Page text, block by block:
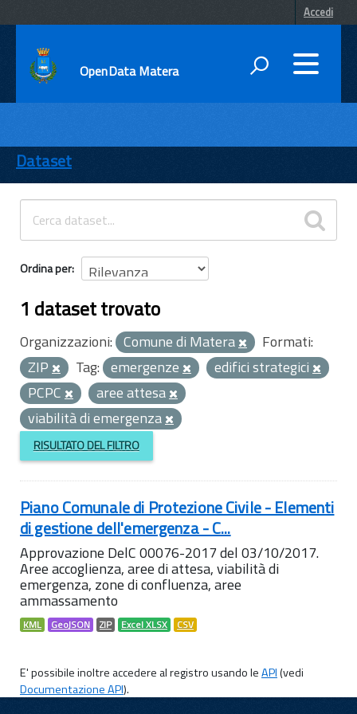
Accedi
OpenData Matera
ENTI
TEMI
INFORMAZIONI
Dataset
Ordina per
1 dataset trovato
Organizzazioni: Comune di Matera
Formati:
ZIP
Tag: emergenze
edifici strategici
PCPC
aree attesa
viabilità di emergenza
RISULTATO DEL FILTRO
Piano Comunale di Protezione Civile - Elementi
di gestione dell'emergenza - C...
Approvazione DelC 00076-2017 del 03/10/2017.
Aree accoglienza, aree di attesa, viabilità di
emergenza, zone di confluenza, aree
ammassamento
KML GeoJSON ZIP Excel XLSX CSV
E' possibile inoltre accedere al registro usando leAPI(vedi
Documentazione API).